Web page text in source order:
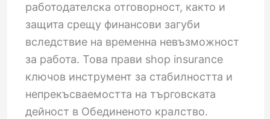
работодателска отговорност, както и
защита срещу финансови загуби
вследствие на временна невъзможност
за работа. Това прави shop insurance
ключов инструмент за стабилността и
непрекъсваемостта на търговската
дейност в Обединеното кралство.